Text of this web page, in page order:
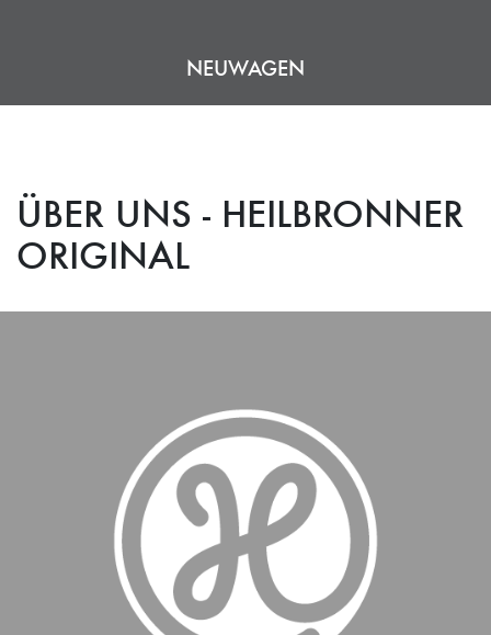
NEUWAGEN
ÜBER UNS - HEILBRONNER
ORIGINAL